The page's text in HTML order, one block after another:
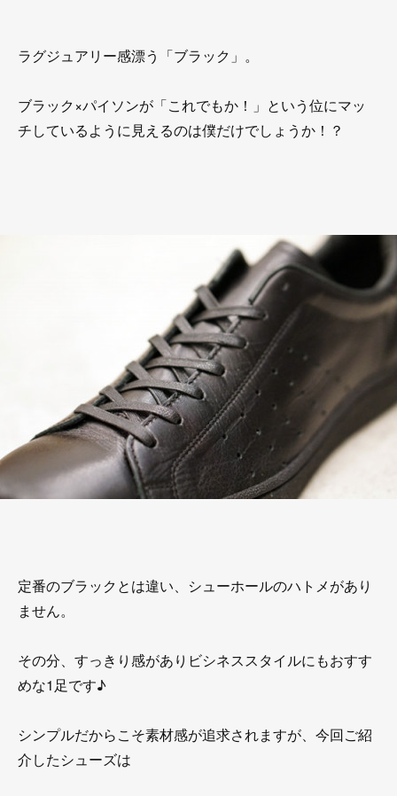
ラグジュアリー感漂う「ブラック」。
ブラック×パイソンが「これでもか！」という位にマッ
チしているように見えるのは僕だけでしょうか！？
定番のブラックとは違い、シューホールのハトメがあり
ません。
その分、すっきり感がありビシネススタイルにもおすす
めな1足です♪
シンプルだからこそ素材感が追求されますが、今回ご紹
介したシューズは